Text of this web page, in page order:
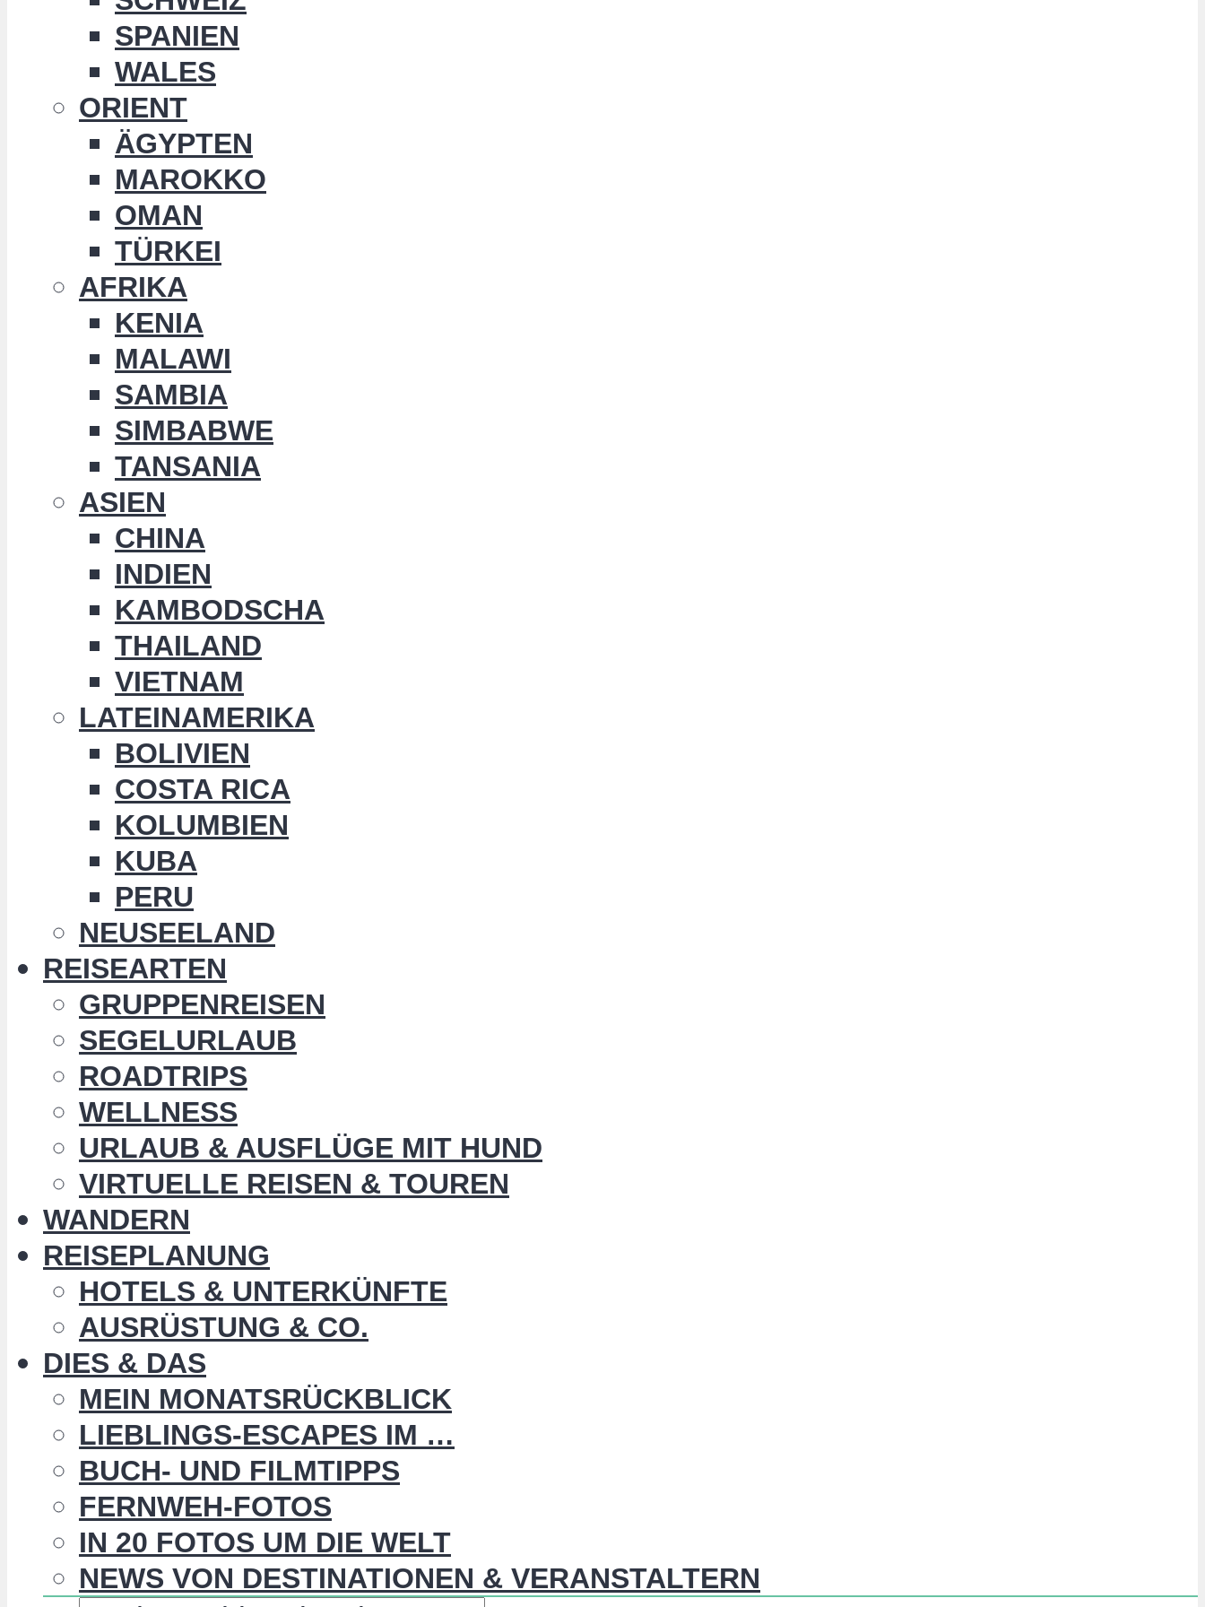
SPANIEN
WALES
ORIENT
ÄGYPTEN
MAROKKO
OMAN
TÜRKEI
AFRIKA
KENIA
MALAWI
SAMBIA
SIMBABWE
TANSANIA
ASIEN
CHINA
INDIEN
KAMBODSCHA
THAILAND
VIETNAM
LATEINAMERIKA
BOLIVIEN
COSTA RICA
KOLUMBIEN
KUBA
PERU
NEUSEELAND
REISEARTEN
GRUPPENREISEN
SEGELURLAUB
ROADTRIPS
WELLNESS
URLAUB & AUSFLÜGE MIT HUND
VIRTUELLE REISEN & TOUREN
WANDERN
REISEPLANUNG
HOTELS & UNTERKÜNFTE
AUSRÜSTUNG & CO.
DIES & DAS
MEIN MONATSRÜCKBLICK
LIEBLINGS-ESCAPES IM …
BUCH- UND FILMTIPPS
FERNWEH-FOTOS
IN 20 FOTOS UM DIE WELT
NEWS VON DESTINATIONEN & VERANSTALTERN